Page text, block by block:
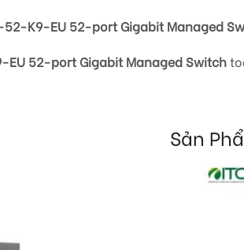
52-K9-EU 52-port Gigabit Managed
EU 52-port Gigabit Managed Switch
Sản